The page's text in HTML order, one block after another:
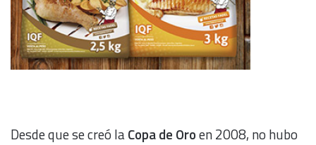
Desde que se creó laCopa de Oroen 2008, no hubo